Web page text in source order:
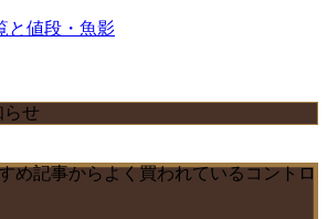
と値段・魚影
らせ
め記事からよく買われているコントロ